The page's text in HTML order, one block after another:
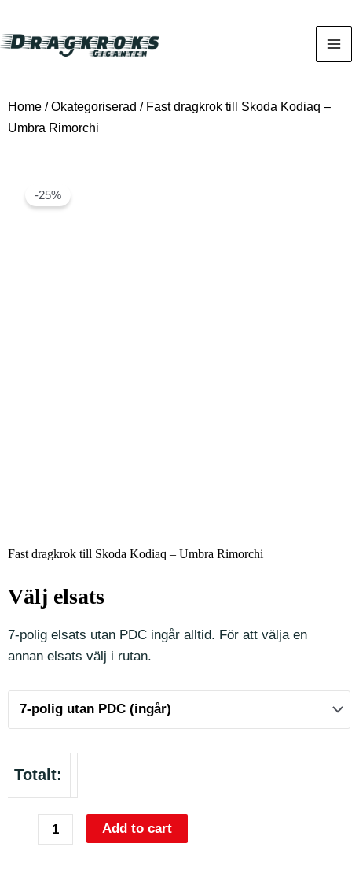
Home /Okategoriserad / Fast dragkrok till Skoda Kodiaq –
Umbra Rimorchi
-25%
Fast dragkrok till Skoda Kodiaq – Umbra Rimorchi
Välj elsats
7-polig elsats utan PDC ingår alltid. För att välja en
annan elsats välj i rutan.
Totalt:
Add to cart